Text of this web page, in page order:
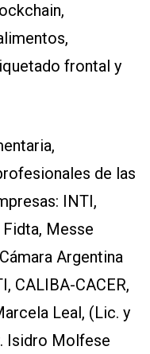
frontal y
de las
INTI,
Fidta, Messe
Argentina
CALIBA-CACER,
Leal, (Lic. y
Isidro Molfese